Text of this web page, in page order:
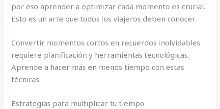
por eso aprender a optimizar cada momento es crucial.
Esto es un arte que todos los viajeros deben conocer.
Convertir momentos cortos en recuerdos inolvidables
requiere planificación y herramientas tecnológicas.
Aprende a hacer más en menos tiempo con estas
técnicas.
Estrategias para multiplicar tu tiempo